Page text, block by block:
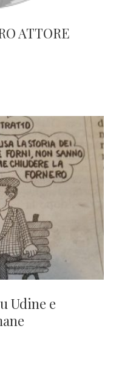
ATTORE
Udine e